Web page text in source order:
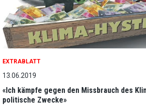
EXTRABLATT
13.06.2019
«Ich kämpfe gegen den Missbrauch des
politische Zwecke»